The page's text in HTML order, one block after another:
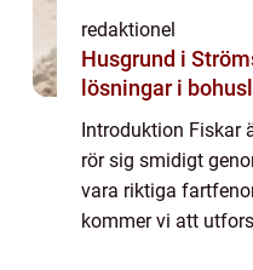
redaktionel
Husgrund i
lösningar i
Introduktion Fiskar
rör sig smidigt
vara riktiga
kommer vi att